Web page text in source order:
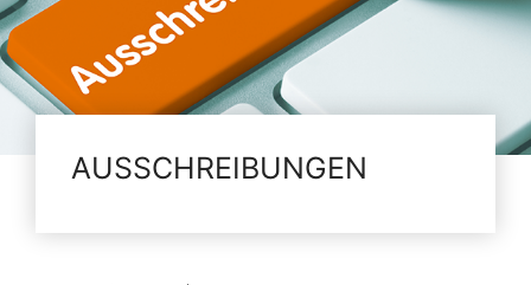
AUSSCHREIBUNGEN